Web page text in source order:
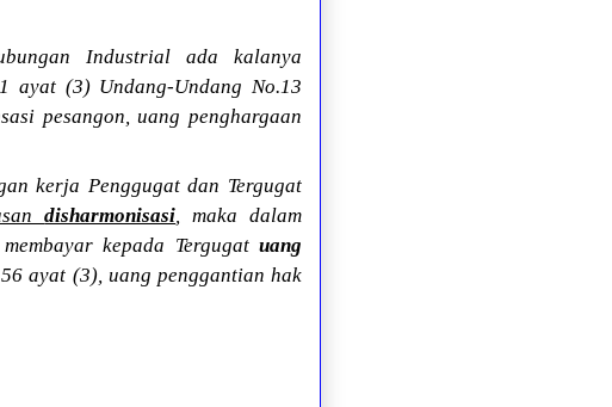
Industrial ada kalanya
ayat (3) Undang-Undang No.13
pesangon, uang penghargaan
kerja Penggugat dan Tergugat
disharmonisasi, maka dalam
kepada Tergugat uang
ayat (3), uang penggantian hak